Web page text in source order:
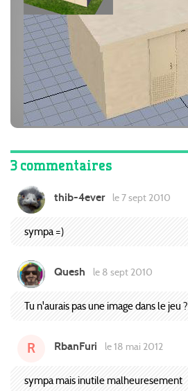
3 commentaires
thib-4ever le 7 sept 2010
sympa =)
Quesh le 8 sept 2010
Tu n'aurais pas une image dans le jeu ?
R RbanFuri le 18 mai 2012
sympa mais inutile malheuresement